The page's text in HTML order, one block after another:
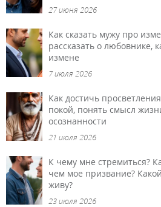
27 июня 2026
Как сказать мужу про
рассказать о любовнике,
измене
7 июля 2026
Как достичь
покой, понять смысл
осознанности
21 июля 2026
К чему мне стремиться?
чем мое призвание?
живу?
23 июля 2026